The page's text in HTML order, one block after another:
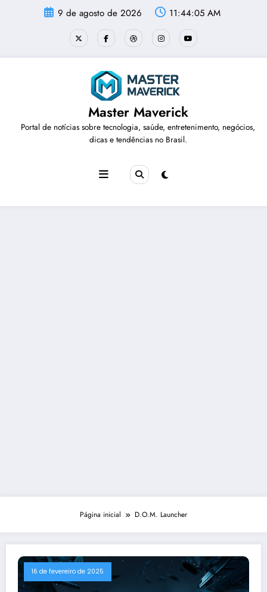
9 de agosto de 2026 11:44:05 AM
Master Maverick
Portal de notícias sobre tecnologia, saúde, entretenimento, negócios,
dicas e tendências no Brasil.
Página inicial D.O.M. Launcher
16 de fevereiro de 2025